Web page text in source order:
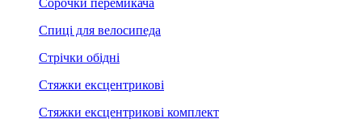
Сорочки перемикача
Спиці для велосипеда
Стрічки обідні
Стяжки ексцентрикові
Стяжки ексцентрикові комплект